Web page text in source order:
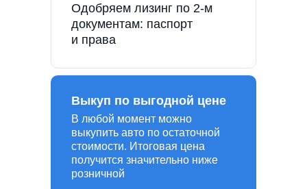
Одобряем лизинг по 2-м
документам: паспорт
и права
В любой момент можно
выкупить авто по остаточной
стоимости. Итоговая цена
получится значительно ниже
розничной
Выкуп по выгодной цене